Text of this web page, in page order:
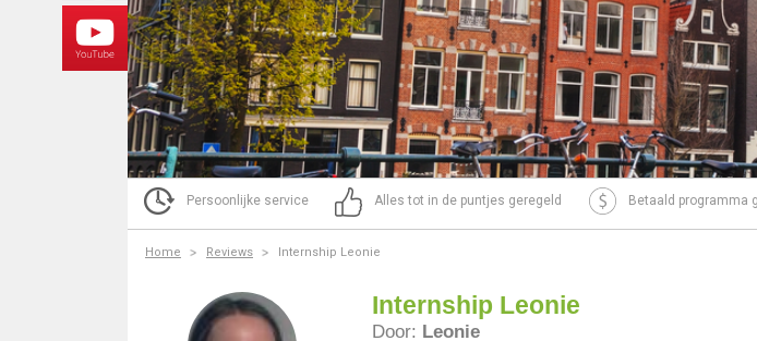
Persoonlijke service Alles tot in de puntjes geregeld Betaald programma
Home Reviews Internship Leonie
Internship Leonie
Door: Leonie